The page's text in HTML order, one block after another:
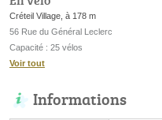
Créteil Village, à 178 m
56 Rue du Général Leclerc
Capacité : 25 vélos
Voir tout
Informations